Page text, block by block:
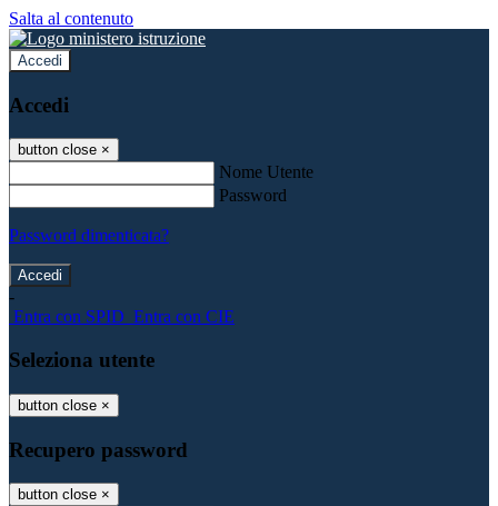
Salta al contenuto
Accedi
Accedi
button close ×
Nome Utente
Password
Password dimenticata?
-
Entra con SPID Entra con CIE
Seleziona utente
button close ×
Recupero password
button close ×